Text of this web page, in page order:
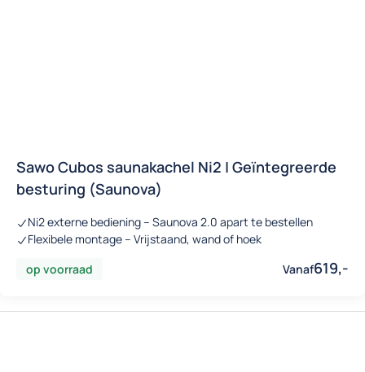
Sawo Cubos saunakachel Ni2 | Geïntegreerde
besturing (Saunova)
Ni2 externe bediening – Saunova 2.0 apart te bestellen
Flexibele montage – Vrijstaand, wand of hoek
op voorraad
Vanaf619,-